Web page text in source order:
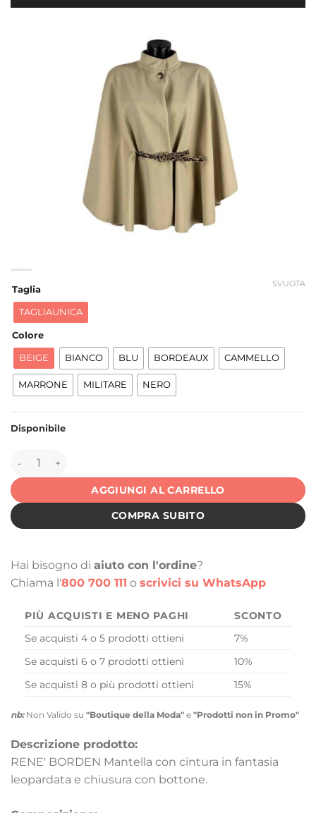
Taglia
TAGLIAUNICA
Colore
BEIGE BIANCO BLU BORDEAUX CAMMELLO
MARRONE MILITARE NERO
SVUOTA
Disponibile
149769 quantità
AGGIUNGI AL CARRELLO
COMPRA SUBITO
Hai bisogno di aiuto con l'ordine?
Chiama l'800 700 111 o scrivici su WhatsApp
PIÙ ACQUISTI E MENO PAGHI
SCONTO
Se acquisti 4 o 5 prodotti ottieni
7%
Se acquisti 6 o 7 prodotti ottieni
10%
Se acquisti 8 o più prodotti ottieni
15%
nb:Non Valido su "Boutique della Moda" e "Prodotti non in Promo"
Descrizione prodotto:
RENE' BORDEN Mantella con cintura in fantasia
leopardata e chiusura con bottone.